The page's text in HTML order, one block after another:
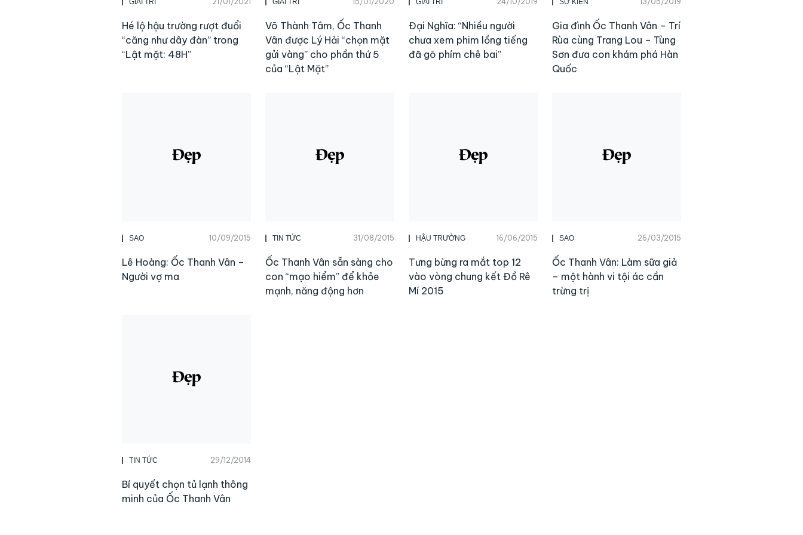
Hé lộ hậu trường rượt đuổi
“căng như dây đàn” trong
“Lật mặt: 48H”
Võ Thành Tâm, Ốc Thanh
Vân được Lý Hải “chọn mặt
gửi vàng” cho phần thứ 5
của “Lật Mặt”
Đại Nghĩa: “Nhiều người
chưa xem phim lồng tiếng
đã gõ phím chê bai”
Gia đình Ốc Thanh Vân – Trí
Rùa cùng Trang Lou – Tùng
Sơn đưa con khám phá Hàn
Quốc
SAO 10/09/2015
Lê Hoàng: Ốc Thanh Vân –
Người vợ ma
TIN TỨC 31/08/2015
Ốc Thanh Vân sẵn sàng cho
con “mạo hiểm” để khỏe
mạnh, năng động hơn
HẬU TRƯỜNG 16/06/2015
Tưng bừng ra mắt top 12
vào vòng chung kết Đồ Rê
Mí 2015
SAO 26/03/2015
Ốc Thanh Vân: Làm sữa giả
– một hành vi tội ác cần
trừng trị
TIN TỨC 29/12/2014
Bí quyết chọn tủ lạnh thông
minh của Ốc Thanh Vân